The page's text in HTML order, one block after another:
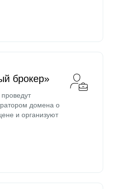
брокер»
домена о
и организуют